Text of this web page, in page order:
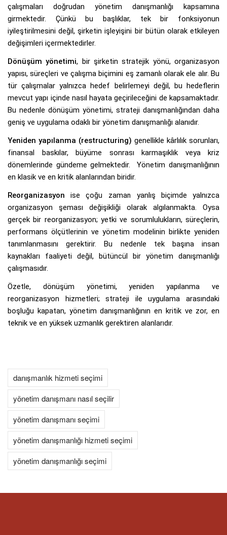
çalışmaları doğrudan yönetim danışmanlığı kapsamına
girmektedir. Çünkü bu başlıklar, tek bir fonksiyonun
iyileştirilmesini değil, şirketin işleyişini bir bütün olarak etkileyen
değişimleri içermektedirler.
Dönüşüm yönetimi, bir şirketin stratejik yönü, organizasyon
yapısı, süreçleri ve çalışma biçimini eş zamanlı olarak ele alır. Bu
tür çalışmalar yalnızca hedef belirlemeyi değil, bu hedeflerin
mevcut yapı içinde nasıl hayata geçirileceğini de kapsamaktadır.
Bu nedenle dönüşüm yönetimi, strateji danışmanlığından daha
geniş ve uygulama odaklı bir yönetim danışmanlığı alanıdır.
Yeniden yapılanma (restructuring) genellikle kârlılık sorunları,
finansal baskılar, büyüme sonrası karmaşıklık veya kriz
dönemlerinde gündeme gelmektedir. Yönetim danışmanlığının
en klasik ve en kritik alanlarından biridir.
Reorganizasyon ise çoğu zaman yanlış biçimde yalnızca
organizasyon şeması değişikliği olarak algılanmakta. Oysa
gerçek bir reorganizasyon; yetki ve sorumlulukların, süreçlerin,
performans ölçütlerinin ve yönetim modelinin birlikte yeniden
tanımlanmasını gerektirir. Bu nedenle tek başına insan
kaynakları faaliyeti değil, bütüncül bir yönetim danışmanlığı
çalışmasıdır.
Özetle, dönüşüm yönetimi, yeniden yapılanma ve
reorganizasyon hizmetleri; strateji ile uygulama arasındaki
boşluğu kapatan, yönetim danışmanlığının en kritik ve zor, en
teknik ve en yüksek uzmanlık gerektiren alanlarıdır.
danışmanlık hizmeti seçimi
yönetim danışmanı nasıl seçilir
yönetim danışmanı seçimi
yönetim danışmanlığı hizmeti seçimi
yönetim danışmanlığı seçimi